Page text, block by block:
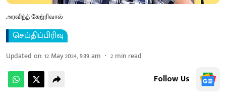
அரவிந்த் கேஜ்ரிவால்
செய்திப்பிரிவு
Updated on:12 May 2024, 9:39 am 2 min read
Follow Us